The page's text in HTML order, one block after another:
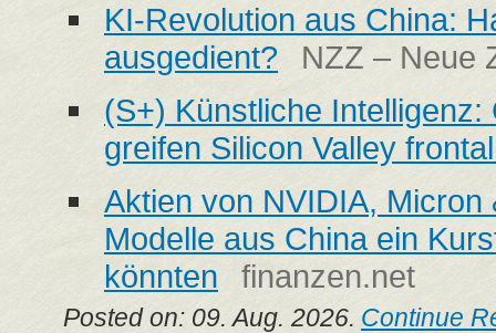
KI-Revolution aus China:
ausgedient?
NZZ – Neue
(S+) Künstliche
greifen Silicon Valley
Aktien von NVIDIA,
Modelle aus China ein
könnten
finanzen.net
Posted on: 09. Aug. 2026. Continue